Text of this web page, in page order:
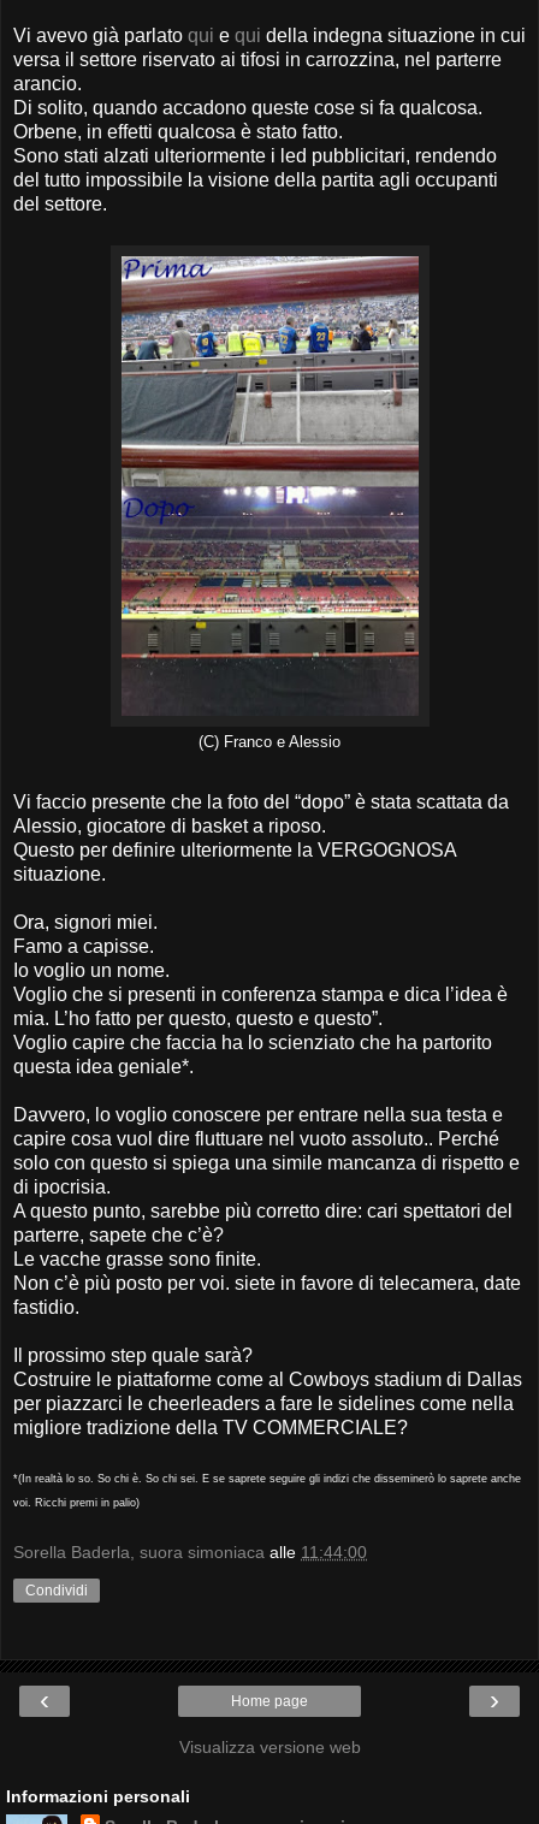
Vi avevo già parlato qui e qui della indegna situazione in cui
versa il settore riservato ai tifosi in carrozzina, nel parterre
arancio.
Di solito, quando accadono queste cose si fa qualcosa.
Orbene, in effetti qualcosa è stato fatto.
Sono stati alzati ulteriormente i led pubblicitari, rendendo
del tutto impossibile la visione della partita agli occupanti
del settore.
(C) Franco e Alessio
Vi faccio presente che la foto del “dopo” è stata scattata da
Alessio, giocatore di basket a riposo.
Questo per definire ulteriormente la VERGOGNOSA
situazione.
Ora, signori miei.
Famo a capisse.
Io voglio un nome.
Voglio che si presenti in conferenza stampa e dica l’idea è
mia. L’ho fatto per questo, questo e questo”.
Voglio capire che faccia ha lo scienziato che ha partorito
questa idea geniale*.
Davvero, lo voglio conoscere per entrare nella sua testa e
capire cosa vuol dire fluttuare nel vuoto assoluto.. Perché
solo con questo si spiega una simile mancanza di rispetto e
di ipocrisia.
A questo punto, sarebbe più corretto dire: cari spettatori del
parterre, sapete che c’è?
Le vacche grasse sono finite.
Non c’è più posto per voi. siete in favore di telecamera, date
fastidio.
Il prossimo step quale sarà?
Costruire le piattaforme come al Cowboys stadium di Dallas
per piazzarci le cheerleaders a fare le sidelines come nella
migliore tradizione della TV COMMERCIALE?
*(In realtà lo so. So chi è. So chi sei. E se saprete seguire gli indizi che disseminerò lo saprete anche
voi. Ricchi premi in palio)
Sorella Baderla, suora simoniaca alle 11:44:00
Condividi
‹ ›
Home page
Visualizza versione web
Informazioni personali